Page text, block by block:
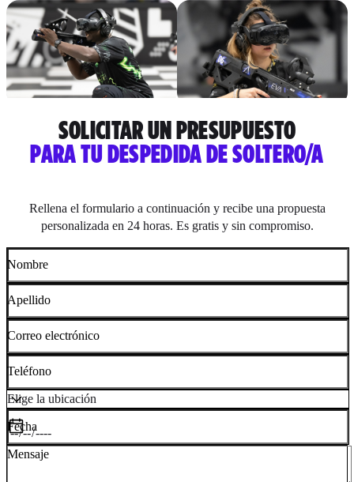
SOLICITAR UN PRESUPUESTO
PARA TU DESPEDIDA DE SOLTERO/A
Rellena el formulario a continuación y recibe una propuesta
personalizada en 24 horas. Es gratis y sin compromiso.
Nombre
Apellido
Correo electrónico
Teléfono
Fecha
Mensaje